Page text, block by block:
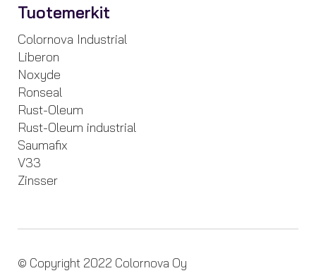
Tuotemerkit
Colornova Industrial
Liberon
Noxyde
Ronseal
Rust-Oleum
Rust-Oleum industrial
Saumafix
V33
Zinsser
© Copyright 2022 Colornova Oy